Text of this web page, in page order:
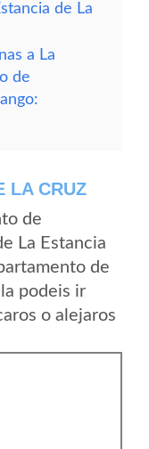
de La
a La
de
LA CRUZ
de
La Estancia
de
podeis ir
o alejaros